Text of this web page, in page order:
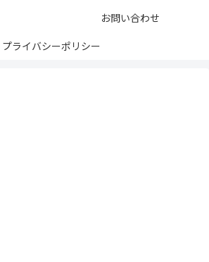
お問い合わせ
プライバシーポリシー